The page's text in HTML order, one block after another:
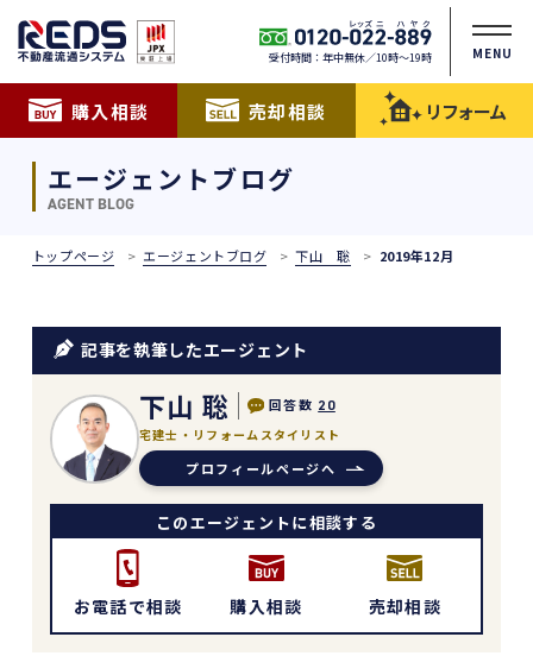
受付時間：年中無休／10時〜19時 MENU
購入相談 売却相談 リフォーム
エージェントブログ
AGENT BLOG
トップページ エージェントブログ 下山 聡 2019年12月
記事を執筆したエージェント
下山 聡 回答数 20
宅建士・リフォームスタイリスト
プロフィールページへ
このエージェントに相談する
お電話で相談 購入相談 売却相談